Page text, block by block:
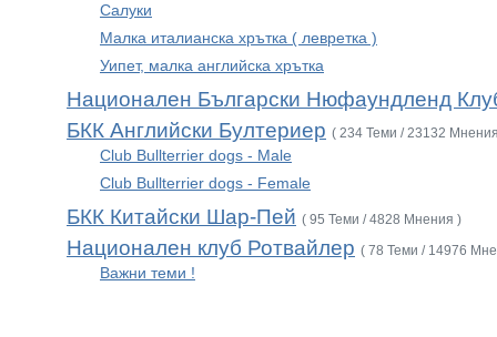
Салуки
Малка италианска хрътка ( левретка )
Уипет, малка английска хрътка
Национален Български Нюфаундленд
БКК Английски Бултериер ( 234 Теми / 23132
Club Bullterrier dogs - Male
Club Bullterrier dogs - Female
БКК Китайски Шар-Пей ( 95 Теми / 4828 Мнения )
Национален клуб Ротвайлер ( 78 Теми / 14976
Важни теми !